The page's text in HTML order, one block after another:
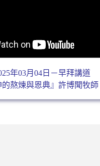
年03月04日－早拜講道
的熬煉與恩典』許博聞牧師